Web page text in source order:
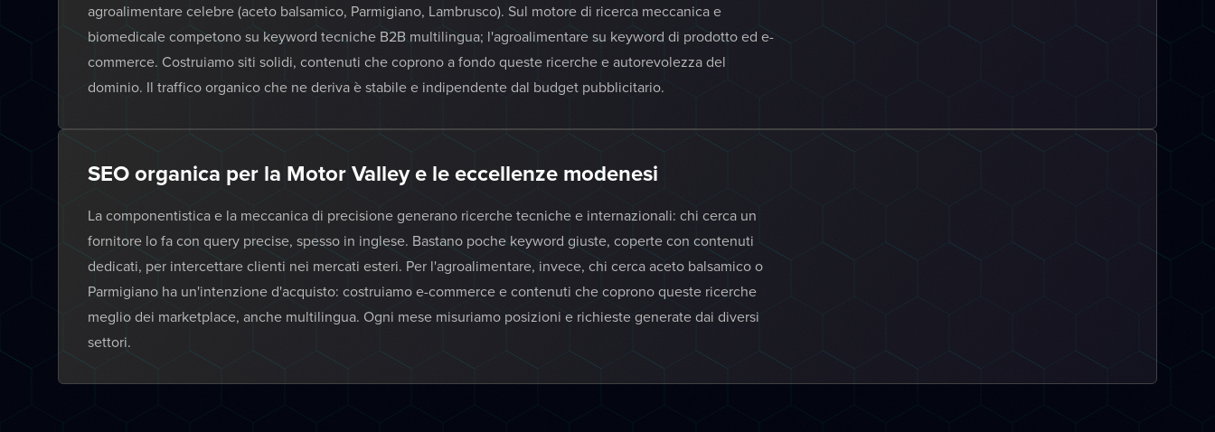
agroalimentare celebre (aceto balsamico, Parmigiano, Lambrusco). Sul motore di ricerca meccanica e
biomedicale competono su keyword tecniche B2B multilingua; l'agroalimentare su keyword di prodotto ed e-
commerce. Costruiamo siti solidi, contenuti che coprono a fondo queste ricerche e autorevolezza del
dominio. Il traffico organico che ne deriva è stabile e indipendente dal budget pubblicitario.
SEO organica per la Motor Valley e le eccellenze modenesi
La componentistica e la meccanica di precisione generano ricerche tecniche e internazionali: chi cerca un
fornitore lo fa con query precise, spesso in inglese. Bastano poche keyword giuste, coperte con contenuti
dedicati, per intercettare clienti nei mercati esteri. Per l'agroalimentare, invece, chi cerca aceto balsamico o
Parmigiano ha un'intenzione d'acquisto: costruiamo e-commerce e contenuti che coprono queste ricerche
meglio dei marketplace, anche multilingua. Ogni mese misuriamo posizioni e richieste generate dai diversi
settori.